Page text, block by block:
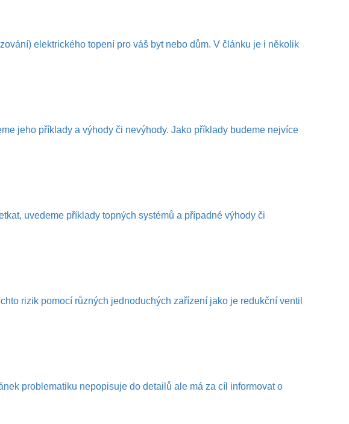
elektrického topení pro váš byt nebo dům. V článku je i několik
jeho příklady a výhody či nevýhody. Jako příklady budeme nejvíce
uvedeme příklady topných systémů a případné výhody či
rizik pomocí různých jednoduchých zařízení jako je redukční ventil
problematiku nepopisuje do detailů ale má za cíl informovat o